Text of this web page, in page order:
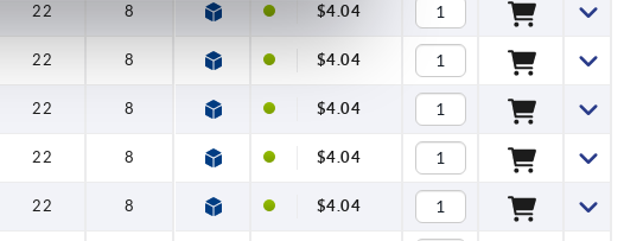
22 8 $4.04
22 8 $4.04
22 8 $4.04
22 8 $4.04
22 8 $4.04